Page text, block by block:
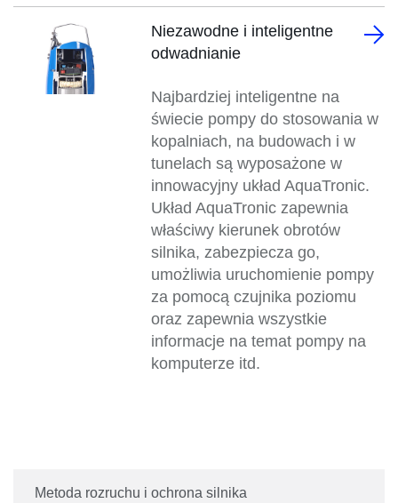
Niezawodne i inteligentne
odwadnianie
Najbardziej inteligentne na
świecie pompy do stosowania w
kopalniach, na budowach i w
tunelach są wyposażone w
innowacyjny układ AquaTronic.
Układ AquaTronic zapewnia
właściwy kierunek obrotów
silnika, zabezpiecza go,
umożliwia uruchomienie pompy
za pomocą czujnika poziomu
oraz zapewnia wszystkie
informacje na temat pompy na
komputerze itd.
Metoda rozruchu i ochrona silnika